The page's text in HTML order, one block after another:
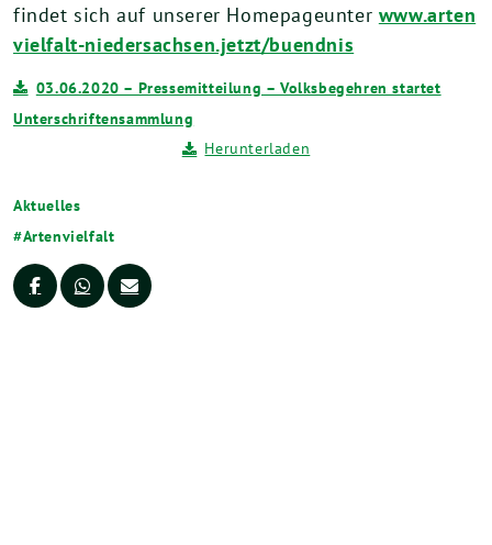
findet sich auf unserer Homepageunter www.arten
vielfalt-niedersachsen.jetzt/buendnis
03.06.2020 – Pressemitteilung – Volksbegehren startet
Unterschriftensammlung
Herunterladen
Aktuelles
Artenvielfalt